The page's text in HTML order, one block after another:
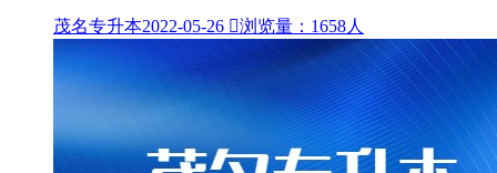
茂名专升本2022-05-26 浏览量：1658人